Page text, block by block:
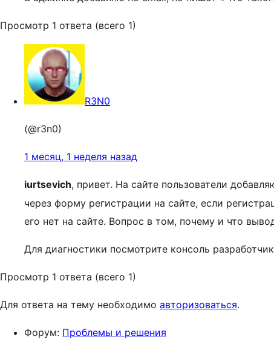
Просмотр 1 ответа (всего 1)
R3N0
(@r3n0)
1 месяц, 1 неделя назад
iurtsevich, привет. На сайте пользователи
через форму регистрации на сайте, если
его нет на сайте. Вопрос в том, почему и что
Для диагностики посмотрите консоль
Просмотр 1 ответа (всего 1)
Для ответа на тему необходимо авторизоваться.
Форум: Проблемы и решения